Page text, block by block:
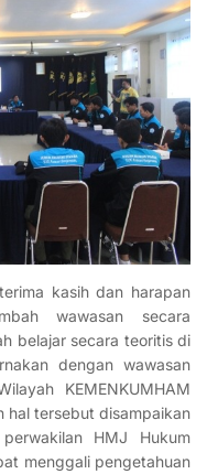
kasih dan harapan
wawasan secara
belajar secara teoritis di
dengan wawasan
KEMENKUMHAM
hal tersebut disampaikan
HMJ Hukum
menggali pengetahuan